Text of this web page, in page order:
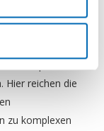
eine Analyse
Die
Hier reichen die
zu komplexen